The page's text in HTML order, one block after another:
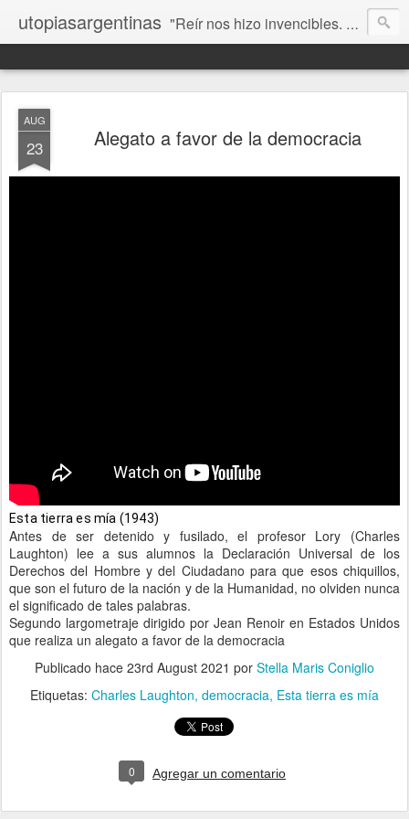
utopiasargentinas "Reír nos hizo invencibles. No como los que siempre ganan, sino como aquellos que no se rinden”. Frida Kahlo
AUG
23 Alegato a favor de la democracia
Esta tierra es mía (1943)
Antes de ser detenido y fusilado, el profesor Lory (Charles
Laughton) lee a sus alumnos la Declaración Universal de los
Derechos del Hombre y del Ciudadano para que esos chiquillos,
que son el futuro de la nación y de la Humanidad, no olviden nunca
el significado de tales palabras.
Segundo largometraje dirigido por Jean Renoir en Estados Unidos
que realiza un alegato a favor de la democracia
Publicado hace 23rd August 2021 por Stella Maris Coniglio
Etiquetas: Charles Laughton democracia Esta tierra es mía
0 Agregar un comentario